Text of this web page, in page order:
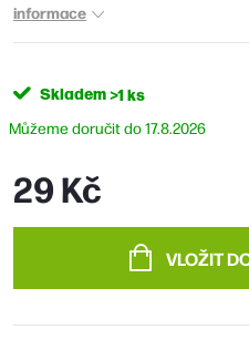
informace
Skladem>1 ks
17.8.2026
29 Kč
VLOŽIT